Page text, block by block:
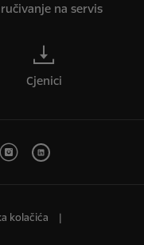
na servis
Cjenici
kolačića